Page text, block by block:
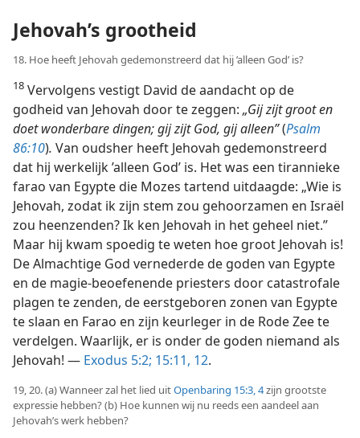
Jehovah’s grootheid
18. Hoe heeft Jehovah gedemonstreerd dat hij ’alleen God’ is?
18 Vervolgens vestigt David de aandacht op de
godheid van Jehovah door te zeggen: „Gij zijt groot en
doet wonderbare dingen; gij zijt God, gij alleen”(Psalm
86:10). Van oudsher heeft Jehovah gedemonstreerd
dat hij werkelijk ’alleen God’ is. Het was een tirannieke
farao van Egypte die Mozes tartend uitdaagde: „Wie is
Jehovah, zodat ik zijn stem zou gehoorzamen en Israël
zou heenzenden? Ik ken Jehovah in het geheel niet.”
Maar hij kwam spoedig te weten hoe groot Jehovah is!
De Almachtige God vernederde de goden van Egypte
en de magie-beoefenende priesters door catastrofale
plagen te zenden, de eerstgeboren zonen van Egypte
te slaan en Farao en zijn keurleger in de Rode Zee te
verdelgen. Waarlijk, er is onder de goden niemand als
Jehovah! — Exodus 5:2; 15:11, 12.
19, 20. (a) Wanneer zal het lied uitOpenbaring 15:3, 4zijn grootste
expressie hebben? (b) Hoe kunnen wij nu reeds een aandeel aan
Jehovah’s werk hebben?